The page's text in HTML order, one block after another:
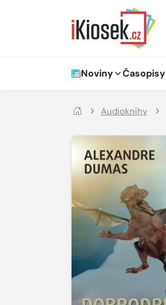
Hlavní navigace
Noviny Časopisy
Audioknihy